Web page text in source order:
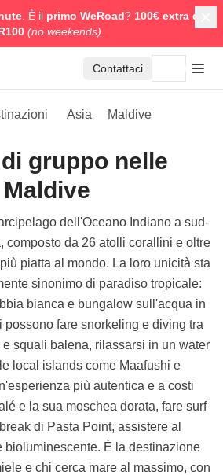
. È il primo WeRoad? 100€ extra di
(no weekends).
Contattaci
Asia Maldive
gruppo nelle
Maldive
dell'Oceano Indiano a sud-
composto da 26 atolli corallini e oltre
piatta al mondo. La loro unicità sta
sinonimo di paradiso tropicale:
bianca e bungalow sull'acqua in
possono fare snorkeling e diving tra
squali balena, rilassarsi in un water
local islands come Maafushi e
più autentica e a costi
e la sua moschea dorata, fare surf
di Pasta Point, assistere al
bioluminescente. È la destinazione
e chi cerca mare al massimo, con